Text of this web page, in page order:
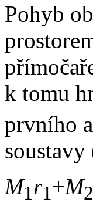
Pohyb
k tomu
prvního
M1r1+M2